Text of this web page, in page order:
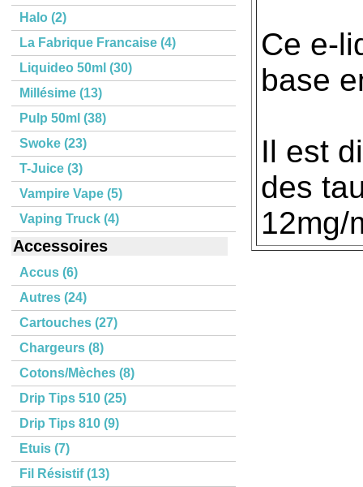
Halo (2)
La Fabrique Francaise (4)
Liquideo 50ml (30)
Millésime (13)
Pulp 50ml (38)
Swoke (23)
T-Juice (3)
Vampire Vape (5)
Vaping Truck (4)
Accessoires
Accus (6)
Autres (24)
Cartouches (27)
Chargeurs (8)
Cotons/Mèches (8)
Drip Tips 510 (25)
Drip Tips 810 (9)
Etuis (7)
Fil Résistif (13)
Ce e-
base
Il est
des
12mg/